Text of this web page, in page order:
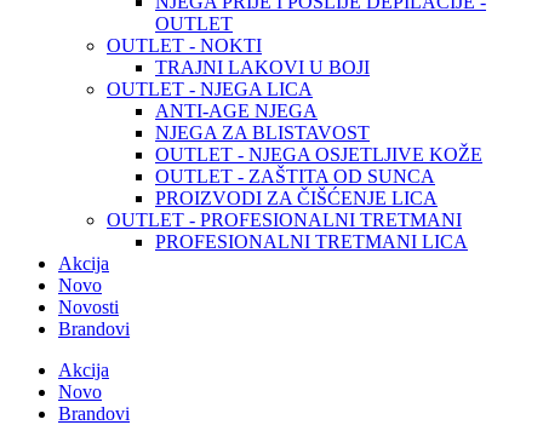
OUTLET
OUTLET - NOKTI
TRAJNI LAKOVI U BOJI
OUTLET - NJEGA LICA
ANTI-AGE NJEGA
NJEGA ZA BLISTAVOST
OUTLET - NJEGA OSJETLJIVE KOŽE
OUTLET - ZAŠTITA OD SUNCA
PROIZVODI ZA ČIŠĆENJE LICA
OUTLET - PROFESIONALNI TRETMANI
PROFESIONALNI TRETMANI LICA
Akcija
Novo
Novosti
Brandovi
Akcija
Novo
Brandovi